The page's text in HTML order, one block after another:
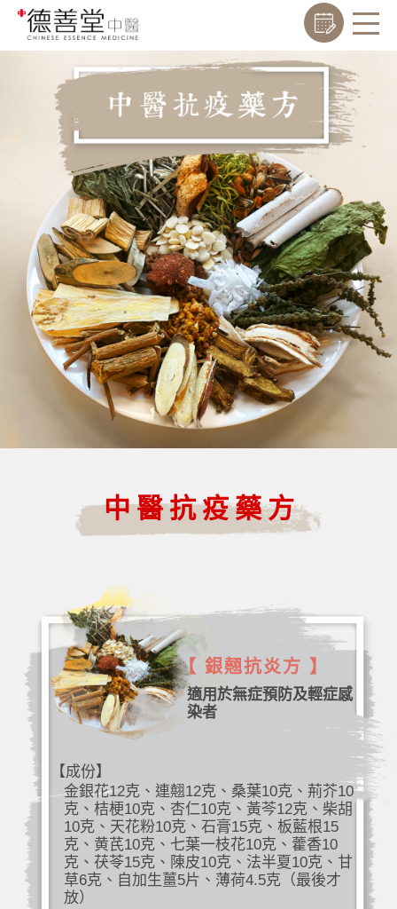
中醫抗疫藥方
【 銀翹抗炎方 】
適用於無症預防及輕症感
染者
【成份】
金銀花12克、連翹12克、桑葉10克、荊芥10
克、桔梗10克、杏仁10克、黃芩12克、柴胡
10克、天花粉10克、石膏15克、板藍根15
克、黄芪10克、七葉一枝花10克、藿香10
克、茯苓15克、陳皮10克、法半夏10克、甘
草6克、自加生薑5片、薄荷4.5克（最後才
放）